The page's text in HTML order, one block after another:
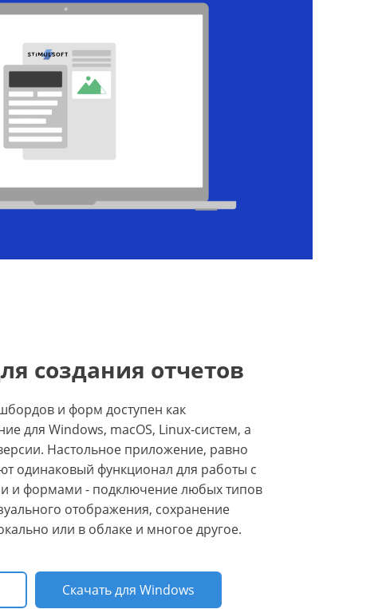
создания отчетов
и форм доступен как
для Windows, macOS, Linux-систем, а
Настольное приложение, равно
одинаковый функционал для работы с
и формами - подключение любых типов
отображения, сохранение
или в облаке и многое другое.
Скачать для Windows